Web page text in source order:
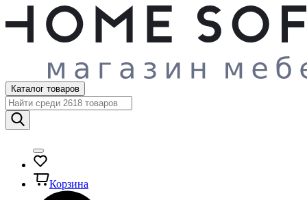
Каталог товаров
Корзина